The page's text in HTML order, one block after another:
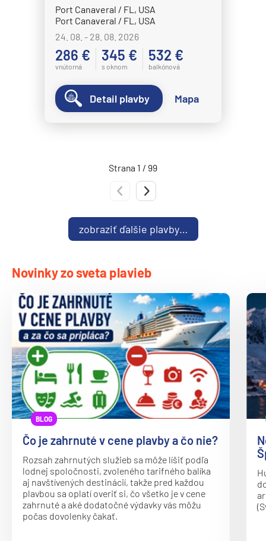
Norwegian Luna
Norwegian Pearl
Norwegian Prima
Norwegian Sky
Norwegian Spirit
Norwegian Star
Pride of America
Oceania Insignia
Oceania Nautica
Oceania Riviera
Oceania Sirena
Oceania Vista
P&O
Arcadia
Arvia
Britannia
Iona
Ventura
Port Canaveral / FL, USA
Port Canaveral / FL, USA
24. 08. - 28. 08. 2026
286 €
vnútorná
345 €
s oknom
532 €
balkónová
Detail plavby Mapa
Strana 1 / 99
Predchádzajúca strana
zobraziť ďalšie plavby…
Novinky zo sveta plavieb
BLOG
Čo je zahrnuté v cene plavby a čo nie?
Rozsah zahrnutých služieb sa môže líšiť podľa
lodnej spoločnosti, zvoleného tarifného balíka
aj navštívených destinácií, takže pred každou
plavbou sa oplatí overiť si, čo všetko je v cene
zahrnuté a aké dodatočné výdavky vás môžu
počas dovolenky čakať.